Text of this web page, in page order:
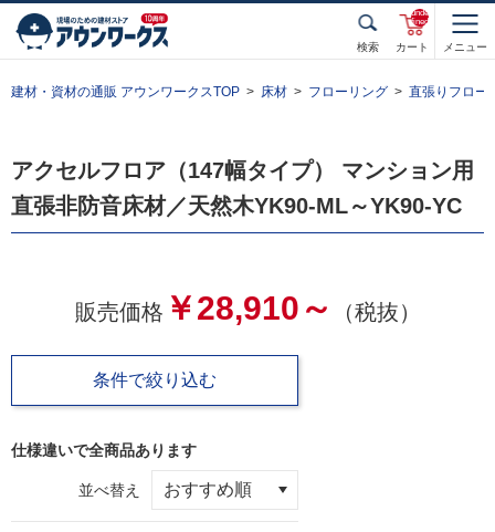
検索 カート
unde
fined
メニュー
建材・資材の通販 アウンワークスTOP 床材 フローリング 直張りフロー
アクセルフロア（147幅タイプ） マンション用
直張非防音床材／天然木YK90-ML～YK90-YC
販売価格 ￥28,910～ （税抜）
条件で絞り込む
仕様違いで全商品あります
並べ替え